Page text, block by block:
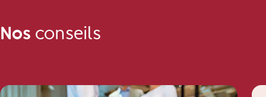
Nos conseils